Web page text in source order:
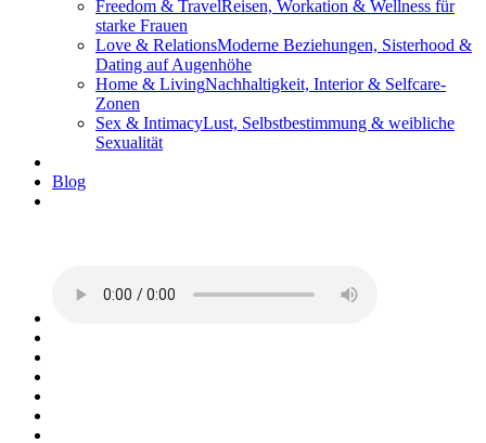
Freedom & TravelReisen, Workation & Wellness für
starke Frauen
Love & RelationsModerne Beziehungen, Sisterhood &
Dating auf Augenhöhe
Home & LivingNachhaltigkeit, Interior & Selfcare-
Zonen
Sex & IntimacyLust, Selbstbestimmung & weibliche
Sexualität
Blog